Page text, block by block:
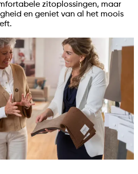
zitoplossingen, maar
en geniet van al het moois